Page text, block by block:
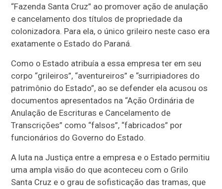
“Fazenda Santa Cruz” ao promover ação de anulação
e cancelamento dos títulos de propriedade da
colonizadora. Para ela, o único grileiro neste caso era
exatamente o Estado do Paraná.
Como o Estado atribuía a essa empresa ter em seu
corpo “grileiros”, “aventureiros” e “surripiadores do
patrimônio do Estado”, ao se defender ela acusou os
documentos apresentados na “Ação Ordinária de
Anulação de Escrituras e Cancelamento de
Transcrições” como “falsos”, “fabricados” por
funcionários do Governo do Estado.
A luta na Justiça entre a empresa e o Estado permitiu
uma ampla visão do que aconteceu com o Grilo
Santa Cruz e o grau de sofisticação das tramas, que